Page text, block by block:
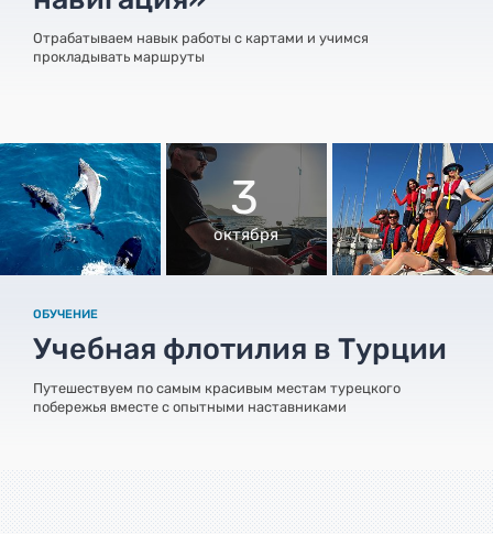
Отрабатываем навык работы с картами и учимся
прокладывать маршруты
3
октября
ОБУЧЕНИЕ
Учебная флотилия в Турции
Путешествуем по самым красивым местам турецкого
побережья вместе с опытными наставниками